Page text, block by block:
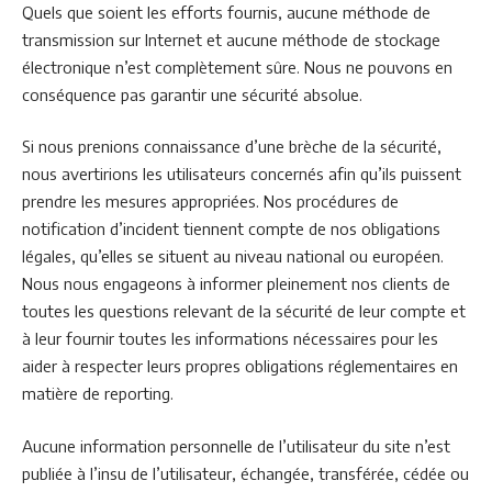
Quels que soient les efforts fournis, aucune méthode de
transmission sur Internet et aucune méthode de stockage
électronique n’est complètement sûre. Nous ne pouvons en
conséquence pas garantir une sécurité absolue.
Si nous prenions connaissance d’une brèche de la sécurité,
nous avertirions les utilisateurs concernés afin qu’ils puissent
prendre les mesures appropriées. Nos procédures de
notification d’incident tiennent compte de nos obligations
légales, qu’elles se situent au niveau national ou européen.
Nous nous engageons à informer pleinement nos clients de
toutes les questions relevant de la sécurité de leur compte et
à leur fournir toutes les informations nécessaires pour les
aider à respecter leurs propres obligations réglementaires en
matière de reporting.
Aucune information personnelle de l’utilisateur du site n’est
publiée à l’insu de l’utilisateur, échangée, transférée, cédée ou